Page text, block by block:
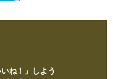
ね！」しよう